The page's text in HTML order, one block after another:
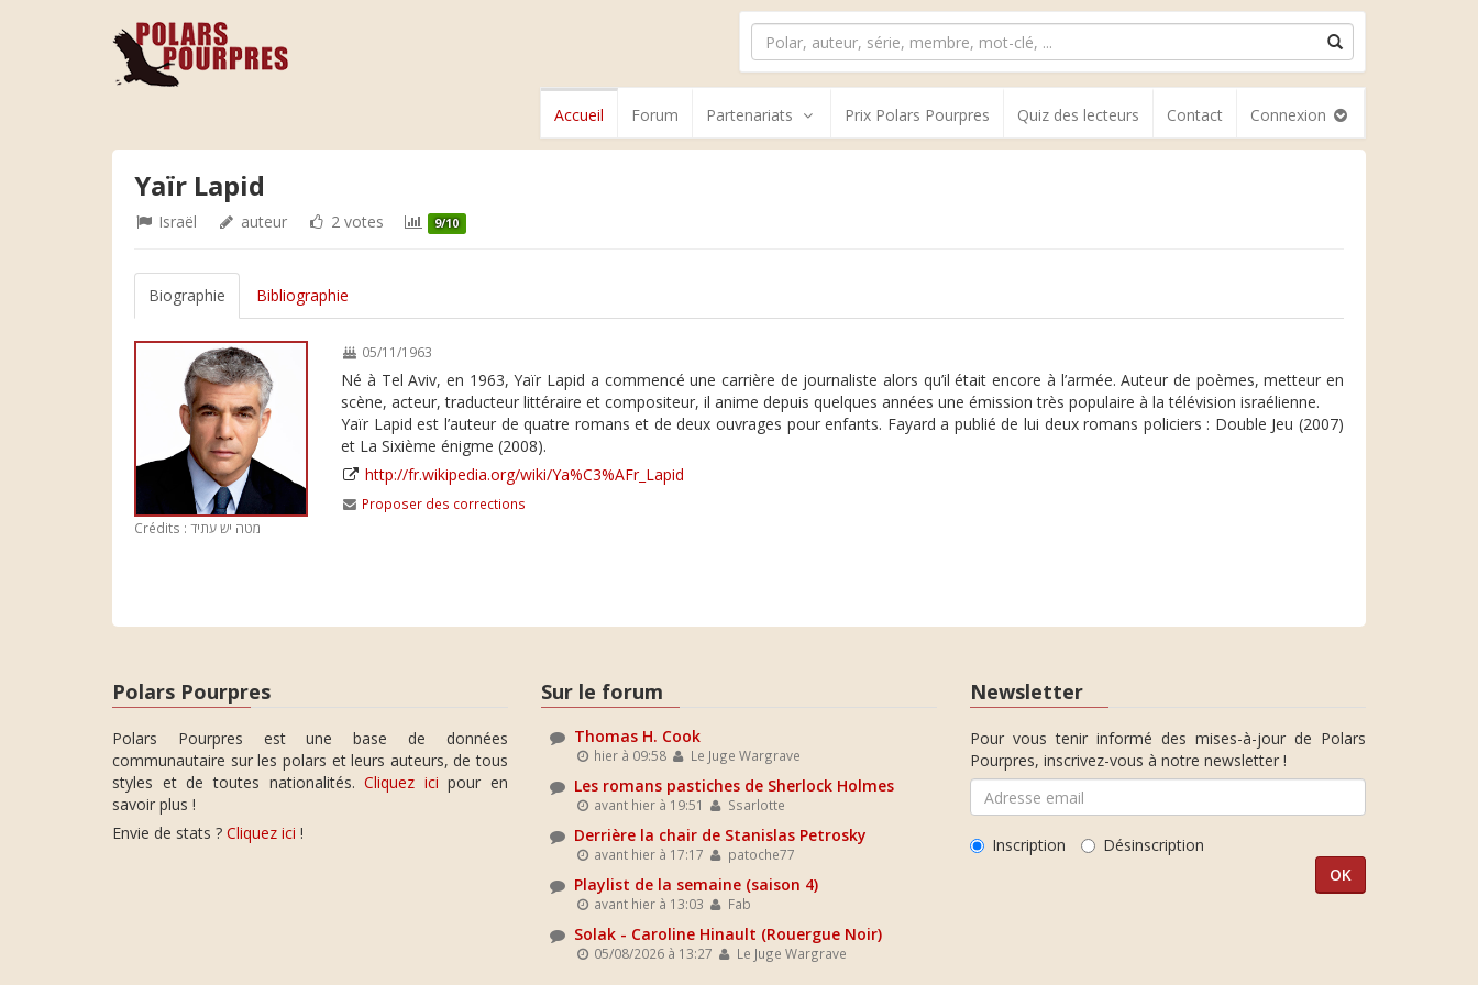
Accueil Forum Partenariats Prix Polars Pourpres Quiz des lecteurs Contact Connexion
Yaïr Lapid
Israël auteur 2 votes 9/10
Biographie Bibliographie
Crédits : מטה יש עתיד
05/11/1963
Né à Tel Aviv, en 1963, Yaïr Lapid a commencé une carrière de journaliste alors qu’il était encore à l’armée. Auteur de poèmes, metteur en
scène, acteur, traducteur littéraire et compositeur, il anime depuis quelques années une émission très populaire à la télévision israélienne.
Yaïr Lapid est l’auteur de quatre romans et de deux ouvrages pour enfants. Fayard a publié de lui deux romans policiers : Double Jeu (2007)
et La Sixième énigme (2008).
http://fr.wikipedia.org/wiki/Ya%C3%AFr_Lapid
Proposer des corrections
Polars Pourpres
Polars Pourpres est une base de données
communautaire sur les polars et leurs auteurs, de tous
styles et de toutes nationalités.Cliquez ici pour en
savoir plus !
Envie de stats ? Cliquez ici !
Sur le forum
Thomas H. Cook
hier à 09:58 Le Juge Wargrave
Les romans pastiches de Sherlock Holmes
avant hier à 19:51 Ssarlotte
Derrière la chair de Stanislas Petrosky
avant hier à 17:17 patoche77
Playlist de la semaine (saison 4)
avant hier à 13:03 Fab
Solak - Caroline Hinault (Rouergue Noir)
05/08/2026 à 13:27 Le Juge Wargrave
Newsletter
Pour vous tenir informé des mises-à-jour de Polars
Pourpres, inscrivez-vous à notre newsletter !
Inscription Désinscription